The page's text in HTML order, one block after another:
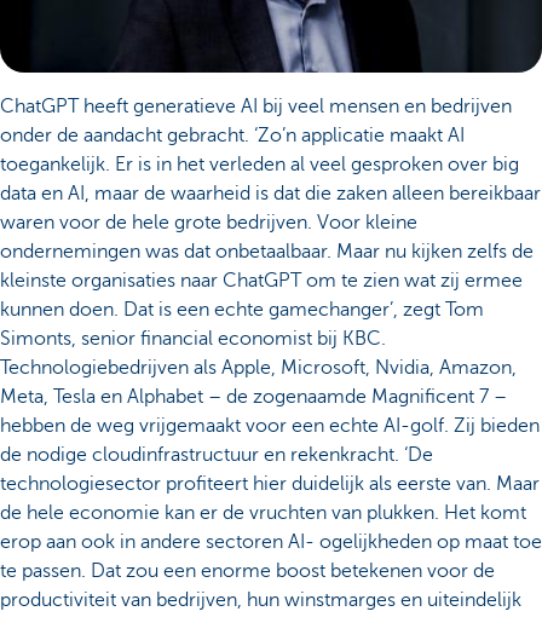
ChatGPT heeft generatieve AI bij veel mensen en bedrijven
onder de aandacht gebracht. ‘Zo’n applicatie maakt AI
toegankelijk. Er is in het verleden al veel gesproken over big
data en AI, maar de waarheid is dat die zaken alleen bereikbaar
waren voor de hele grote bedrijven. Voor kleine
ondernemingen was dat onbetaalbaar. Maar nu kijken zelfs de
kleinste organisaties naar ChatGPT om te zien wat zij ermee
kunnen doen. Dat is een echte gamechanger’, zegt Tom
Simonts, senior financial economist bij KBC.
Technologiebedrijven als Apple, Microsoft, Nvidia, Amazon,
Meta, Tesla en Alphabet – de zogenaamde Magnificent 7 –
hebben de weg vrijgemaakt voor een echte AI-golf. Zij bieden
de nodige cloudinfrastructuur en rekenkracht. ‘De
technologiesector profiteert hier duidelijk als eerste van. Maar
de hele economie kan er de vruchten van plukken. Het komt
erop aan ook in andere sectoren AI- ogelijkheden op maat toe
te passen. Dat zou een enorme boost betekenen voor de
productiviteit van bedrijven, hun winstmarges en uiteindelijk